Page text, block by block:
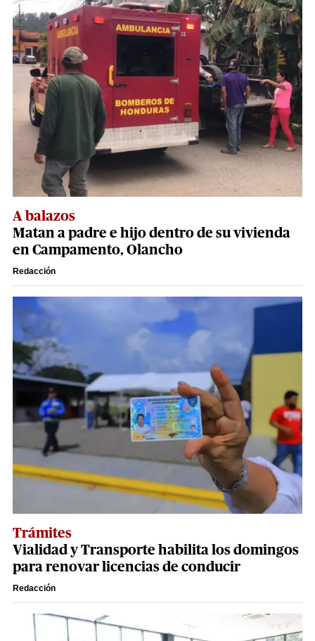
A balazos
Matan a padre e hijo dentro de su vivienda
en Campamento, Olancho
Redacción
Trámites
Vialidad y Transporte habilita los domingos
para renovar licencias de conducir
Redacción